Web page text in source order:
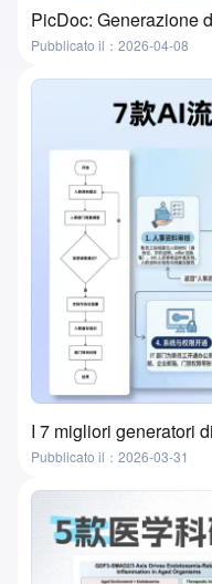
Pubblicato il：2026-04-08
Pubblicato il：2026-03-31